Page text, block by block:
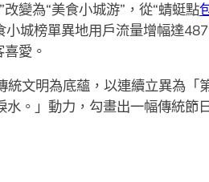
改變為“美食小城游”，從“蜻蜓點
城榜單異地用戶流量增幅達
愛。
文明為底蘊，以連續立異為「
。」動力，勾畫出一幅傳統節